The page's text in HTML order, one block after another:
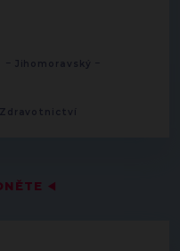
◀
- Jihomoravský -
Zdravotnictví